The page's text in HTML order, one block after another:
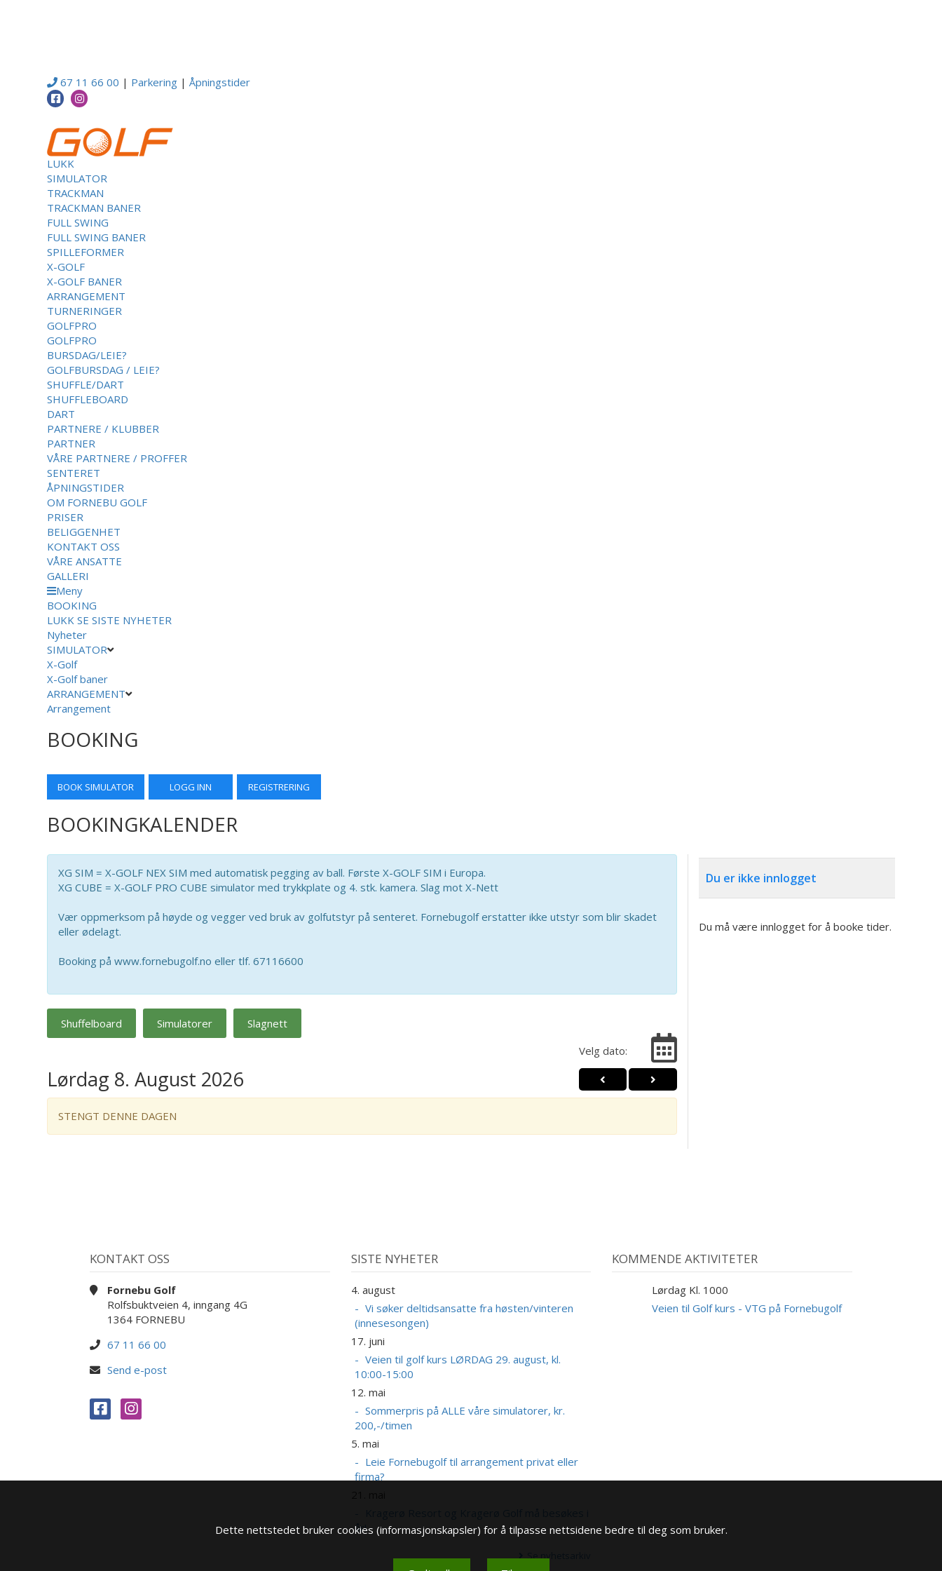
67 11 66 00 | Parkering |Åpningstider
LUKK
SIMULATOR
TRACKMAN
TRACKMAN BANER
FULL SWING
FULL SWING BANER
SPILLEFORMER
X-GOLF
X-GOLF BANER
ARRANGEMENT
TURNERINGER
GOLFPRO
GOLFPRO
BURSDAG/LEIE?
GOLFBURSDAG / LEIE?
SHUFFLE/DART
SHUFFLEBOARD
DART
PARTNERE / KLUBBER
PARTNER
VÅRE PARTNERE / PROFFER
SENTERET
ÅPNINGSTIDER
OM FORNEBU GOLF
PRISER
BELIGGENHET
KONTAKT OSS
VÅRE ANSATTE
GALLERI
Meny
BOOKING
LUKK SE SISTE NYHETER
Nyheter
SIMULATOR
X-Golf
X-Golf baner
ARRANGEMENT
Arrangement
BOOKING
BOOK SIMULATOR LOGG INN REGISTRERING
BOOKINGKALENDER
XG SIM = X-GOLF NEX SIM med automatisk pegging av ball. Første X-GOLF SIM i Europa.
XG CUBE = X-GOLF PRO CUBE simulator med trykkplate og 4. stk. kamera. Slag mot X-Nett
Vær oppmerksom på høyde og vegger ved bruk av golfutstyr på senteret. Fornebugolf erstatter ikke utstyr som blir skadet
eller ødelagt.
Booking på www.fornebugolf.no eller tlf. 67116600
Shuffelboard Simulatorer Slagnett
Lørdag 8. August 2026
Velg dato:
STENGT DENNE DAGEN
Du er ikke innlogget
Du må være innlogget for å booke tider.
KONTAKT OSS
Fornebu Golf
Rolfsbuktveien 4, inngang 4G
1364 FORNEBU
67 11 66 00
Send e-post
SISTE NYHETER
4. august
Vi søker deltidsansatte fra høsten/vinteren
(innesesongen)
17. juni
Veien til golf kurs LØRDAG 29. august, kl.
10:00-15:00
12. mai
Sommerpris på ALLE våre simulatorer, kr.
200,-/timen
5. mai
Leie Fornebugolf til arrangement privat eller
firma?
år!
KOMMENDE AKTIVITETER
Lørdag Kl. 1000
Veien til Golf kurs - VTG på Fornebugolf
Dette nettstedet bruker cookies (informasjonskapsler) for å tilpasse nettsidene bedre til deg som bruker.